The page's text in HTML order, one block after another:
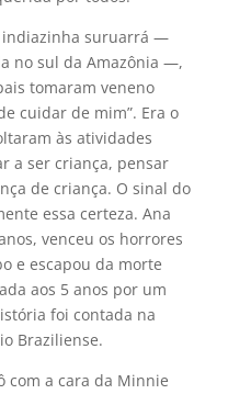
indiazinha suruarrá —
no sul da Amazônia —,
tomaram veneno
cuidar de mim”. Era o
às atividades
a ser criança, pensar
de criança. O sinal do
essa certeza. Ana
venceu os horrores
e escapou da morte
aos 5 anos por um
foi contada na
Braziliense.
com a cara da Minnie